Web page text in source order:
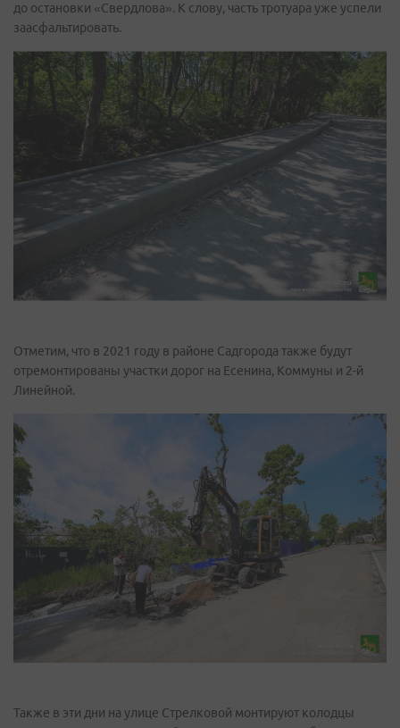
до остановки «Свердлова». К слову, часть тротуара уже успели
заасфальтировать.
Отметим, что в 2021 году в районе Садгорода также будут
отремонтированы участки дорог на Есенина, Коммуны и 2-й
Линейной.
Также в эти дни на улице Стрелковой монтируют колодцы